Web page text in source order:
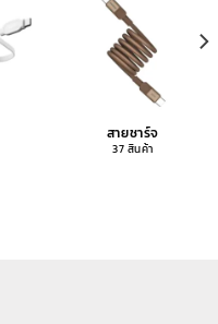
สายชาร์จ
37 สินค้า